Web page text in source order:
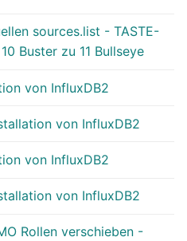
sources.list - TASTE-
Buster zu 11 Bullseye
von InfluxDB2
von InfluxDB2
von InfluxDB2
von InfluxDB2
Rollen verschieben -